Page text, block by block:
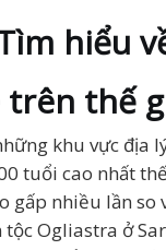
hiểu
trên thế
khu vực địa
tuổi cao nhất
gấp nhiều lần so
tộc Ogliastra ở